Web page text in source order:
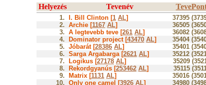
Helyezés Tevenév
1. I. Bill Clinton [1 AL] 37395
2. Archie [1167 AL] 36505
3. A legtevebb teve [261 AL] 36082
4.
Dominator project [43470 AL] 35404
5. Jóbarát [28386 AL] 35401
6. Sarga Argabarga [2621 AL] 35212
7.
Logikus [27178 AL] 35209
8.
Rekordgyanús [253462 AL] 35115
9.
Matrix [1131 AL] 35016
10. Only one camel [3926 AL] 34980